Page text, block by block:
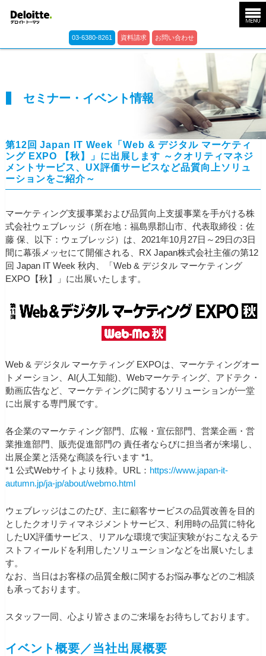
03-6380-8261 資料請求 お問い合わせ
セミナー・イベント情報
第12回 Japan IT Week「Web & デジタル マーケティ
ング EXPO 【秋】」に出展します ～クオリティマネジ
メントサービス、UX評価サービスなど品質向上ソリュ
ーションをご紹介～
マーケティング支援事業および品質向上支援事業を手がける株
式会社ウェブレッジ（所在地：福島県郡山市、代表取締役：佐
藤 保、以下：ウェブレッジ）は、2021年10月27日～29日の3日
間に幕張メッセにて開催される、RX Japan株式会社主催の第12
回 Japan IT Week 秋内、「Web & デジタル マーケティング
EXPO【秋】」に出展いたします。
Web & デジタル マーケティング EXPOは、マーケティングオー
トメーション、AI(人工知能)、Webマーケティング、アドテク・
動画広告など、マーケティングに関するソリューションが一堂
に出展する専門展です。
各企業のマーケティング部門、広報・宣伝部門、営業企画・営
業推進部門、販売促進部門の 責任者ならびに担当者が来場し、
出展企業と活発な商談を行います *1。
*1 公式Webサイトより抜粋。URL： https://www.japan-it-
autumn.jp/ja-jp/about/webmo.html
ウェブレッジはこのたび、主に顧客サービスの品質改善を目的
としたクオリティマネジメントサービス、利用時の品質に特化
したUX評価サービス、リアルな環境で実証実験がおこなえるテ
ストフィールドを利用したソリューションなどを出展いたしま
す。
なお、当日はお客様の品質全般に関するお悩み事などのご相談
も承っております。
スタッフ一同、心より皆さまのご来場をお待ちしております。
イベント概要／当社出展概要